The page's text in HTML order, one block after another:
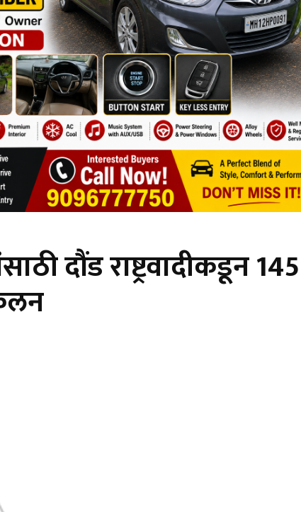
दौंड राष्ट्रवादीकडून 145